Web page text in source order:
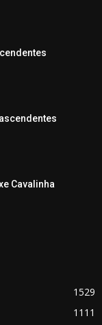
Cavalinha
1529
1111